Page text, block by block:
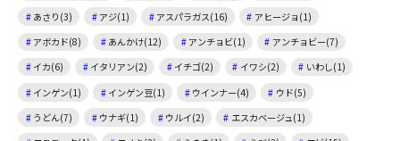
あさり(3)
アジ(1) アスパラガス(16)
アヒージョ(1)
アボカド(8)
あんかけ(12) アンチョビ(1)
アンチョビー(7)
イカ(6)
イタリアン(2) イチゴ(2) イワシ(2)
いわし(1)
インゲン(1)
インゲン豆(1) ウインナー(4)
ウド(5)
うどん(7)
ウナギ(1) ウルイ(2)
エスカベージュ(1)